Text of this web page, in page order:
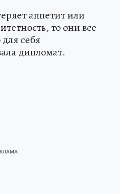
аппетит или
то они все
себя
дипломат.